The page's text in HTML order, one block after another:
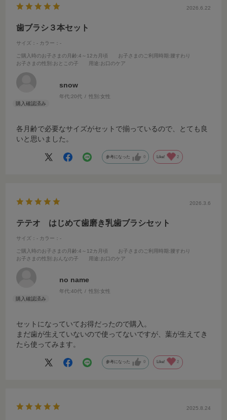
2026.6.22
歯ブラシ３本セット
サイズ：- カラー：-
ご購入時のお子さまの月齢:4～12カ月頃 お子さまのご利用時期 :腰すわり
お子さまの性別 :おとこの子 用途:お口のケア
snow
年代:20代 性別:女性
各月齢で必要なサイズがセットで揃っているので、とても良
いと思いました。
参考になった 0 Like! 2
2026.3.6
テテオ はじめて歯磨き乳歯ブラシセット
サイズ：- カラー：-
ご購入時のお子さまの月齢:4～12カ月頃 お子さまのご利用時期 :腰すわり
お子さまの性別 :おんなの子 用途:お口のケア
no name
年代:40代 性別:女性
セットになっていてお得だったので購入。
まだ歯が生えていないので使ってないですが、葉が生えてき
たら使ってみます。
参考になった 0 Like! 2
2025.8.24